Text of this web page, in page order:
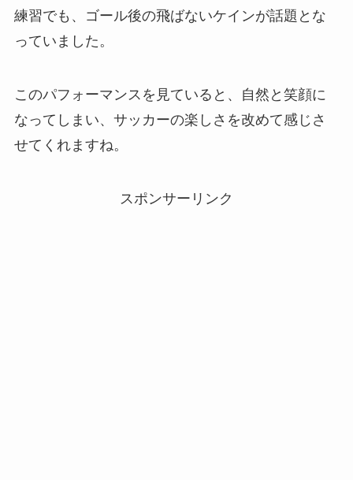
練習でも、ゴール後の飛ばないケインが話題とな
っていました。
このパフォーマンスを見ていると、自然と笑顔に
なってしまい、サッカーの楽しさを改めて感じさ
せてくれますね。
スポンサーリンク